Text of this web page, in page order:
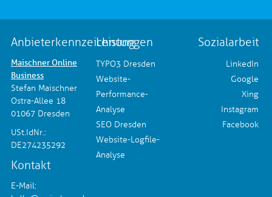
Anbieterkennzeichnung
Maischner Online
Business
Stefan Maischner
Ostra-Allee 18
01067 Dresden
USt.IdNr.:
DE274235292
Kontakt
E-Mail:
Leistungen
TYPO3 Dresden
Website-
Performance-
Analyse
SEO Dresden
Website-Logfile-
Analyse
Sozialarbeit
LinkedIn
Google
Xing
Instagram
Facebook